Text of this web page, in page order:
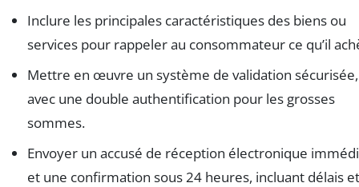
Inclure les principales caractéristiques des biens ou
services pour rappeler au consommateur ce qu’il
Mettre en œuvre un système de validation sécurisée,
avec une double authentification pour les grosses
sommes.
Envoyer un accusé de réception électronique
et une confirmation sous 24 heures, incluant délais et